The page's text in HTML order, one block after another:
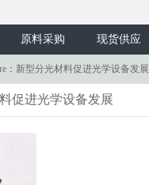
原料采购 现货供应
新型分光材料促进光学设备发展
促进光学设备发展